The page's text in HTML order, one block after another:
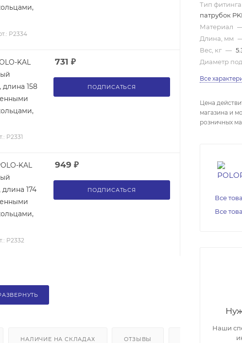
P2334
KAL
длина 158
P2331
731 ₽
ПОДПИСАТЬСЯ
KAL
длина 174
P2332
949 ₽
ПОДПИСАТЬСЯ
НАЛИЧИЕ НА СКЛАДАХ ОТЗЫВЫ
Тип фитинга
патрубок PKL
Материал
Длина, мм
Вес, кг —
Диаметр
Все
Цена
магазина и
розничных
Все
Все
Наши